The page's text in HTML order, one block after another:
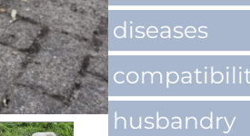
diseases
husbandry